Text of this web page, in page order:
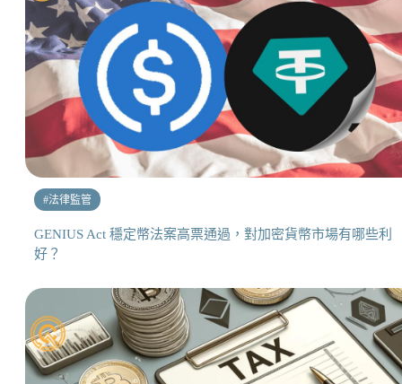
#法律監管
GENIUS Act 穩定幣法案高票通過，對加密貨幣市場有哪些利
好？